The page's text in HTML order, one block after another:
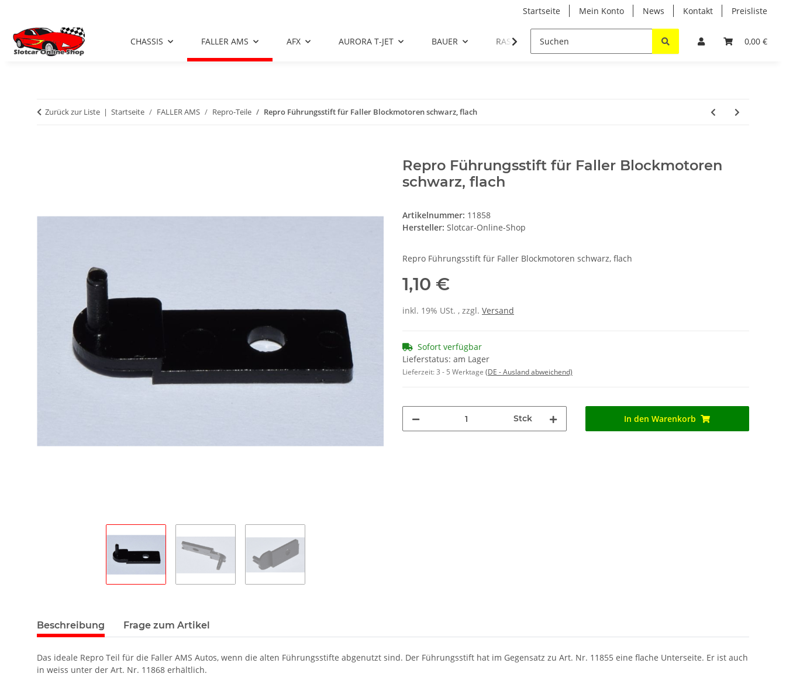
Startseite Mein Konto News Kontakt Preisliste
0,00 €
CHASSIS FALLER AMS AFX AURORA T-JET BAUER RASANT
Zurück zur Liste Startseite FALLER AMS Repro-Teile Repro Führungsstift für Faller Blockmotoren schwarz, flach
Repro Führungsstift für Faller Blockmotoren
schwarz, flach
Artikelnummer: 11858
Hersteller: Slotcar-Online-Shop
Repro Führungsstift für Faller Blockmotoren schwarz, flach
1,10 €
inkl. 19% USt. , zzgl. Versand
Sofort verfügbar
Lieferstatus: am Lager
Lieferzeit:3 - 5 Werktage (DE - Ausland abweichend)
Stck In den Warenkorb
Beschreibung Frage zum Artikel
Das ideale Repro Teil für die Faller AMS Autos, wenn die alten Führungsstifte abgenutzt sind. Der Führungsstift hat im Gegensatz zu Art. Nr. 11855 eine flache Unterseite. Er ist auch
in weiss unter der Art. Nr. 11868 erhältlich.